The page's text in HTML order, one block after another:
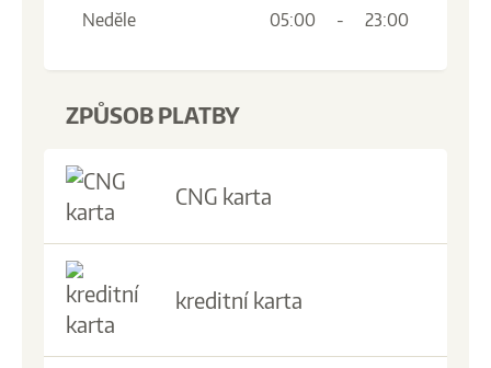
Neděle
05:00 - 23:00
ZPŮSOB PLATBY
CNG karta
kreditní karta